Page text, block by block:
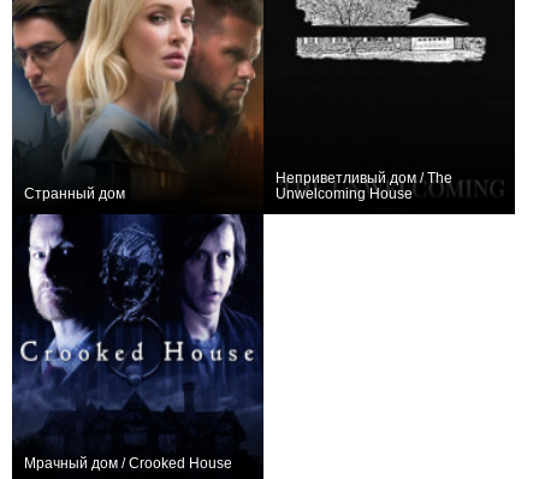
Странный дом
Неприветливый дом / The
Unwelcoming House
Мрачный дом / Crooked House